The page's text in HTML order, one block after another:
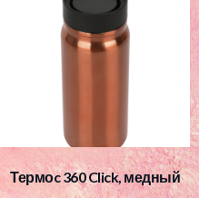
Термоc 360 Click, медный